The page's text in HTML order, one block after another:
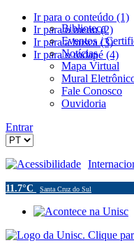
Ir para o conteúdo (1)
Ir para o menu (2)
Ir para a busca (3)
Ir para o rodapé (4)
Biblioteca
Eventos /
Notícias
Mapa Virtual
Mural
Fale Conosco
Ouvidoria
Entrar
Acessibilidade
11.7°C Santa Cruz do Sul